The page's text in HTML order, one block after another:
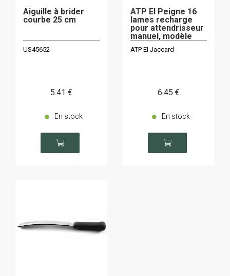
Aiguille à brider
courbe 25 cm
US45652
5.41 €
En stock
ATP EI Peigne 16
lames recharge
pour attendrisseur
manuel, modèle
professionnel
Jaccard
ATP EI Jaccard
6.45 €
En stock